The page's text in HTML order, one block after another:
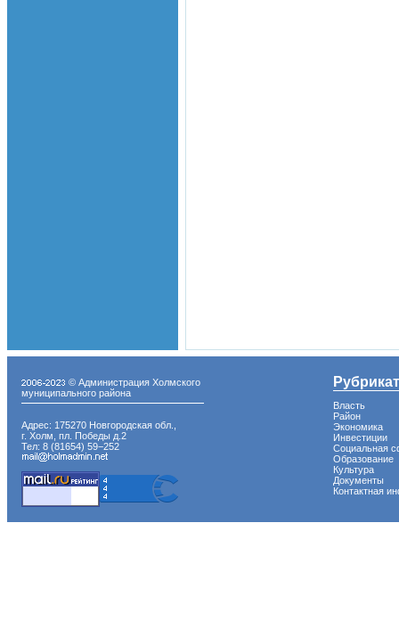
© Администрация Холмского
муниципального района
Адрес: 175270 Новгородская обл.,
г. Холм, пл. Победы д.2
Тел: 8 (81654) 59−252
Власть
Район
Экономика
Инвестиции
Социальная
Образование
Культура
Документы
Контактная